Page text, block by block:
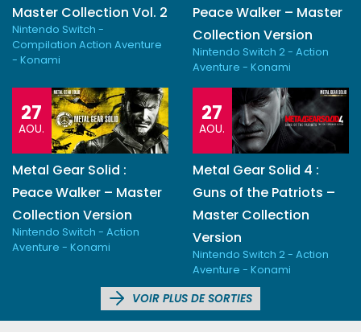
Master Collection Vol. 2
Nintendo Switch -
Compilation Action Aventure
- Konami
Peace Walker – Master
Collection Version
Nintendo Switch 2 - Action
Aventure - Konami
27
AOU.
Metal Gear Solid :
Peace Walker – Master
Collection Version
Nintendo Switch - Action
Aventure - Konami
27
AOU.
Metal Gear Solid 4 :
Guns of the Patriots –
Master Collection
Version
Nintendo Switch 2 - Action
Aventure - Konami
VOIR PLUS DE SORTIES